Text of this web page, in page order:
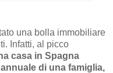
una bolla immobiliare
Infatti, al picco
casa in Spagna
di una famiglia,